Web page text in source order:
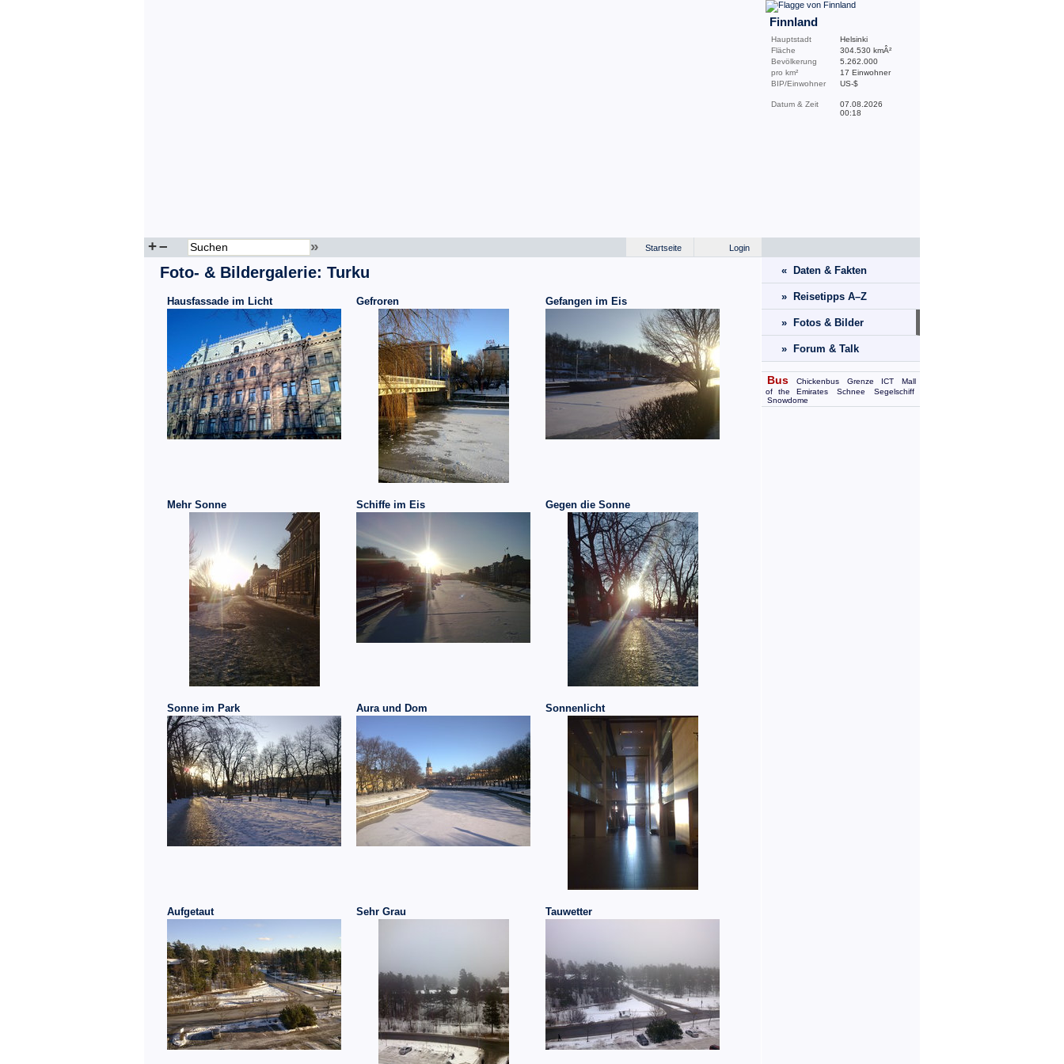
Finnland
Hauptstadt
Helsinki
Fläche
304.530 kmÂ²
Bevölkerung
5.262.000
pro km²
17 Einwohner
BIP/Einwohner
US-$
Datum & Zeit
07.08.2026
00:18
+– » Login
Startseite
Foto- & Bildergalerie: Turku
Hausfassade im Licht Gefroren Gefangen im Eis
Mehr Sonne Schiffe im Eis Gegen die Sonne
Sonne im Park Aura und Dom Sonnenlicht
Aufgetaut Sehr Grau Tauwetter
« Daten & Fakten
» Reisetipps A–Z
» Fotos & Bilder
» Forum & Talk
Bus Chickenbus Grenze ICT
Mall
of the Emirates
Schnee
Segelschiff
Snowdome